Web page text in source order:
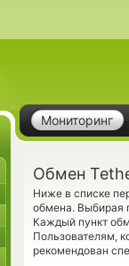
Мониторинг
Обмен
Ниже в списке
обмена. Выбирая
Каждый пункт
Пользователям,
рекомендован